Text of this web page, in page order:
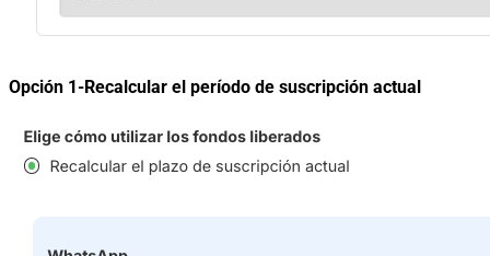
Opción 1-Recalcular el período de suscripción actual